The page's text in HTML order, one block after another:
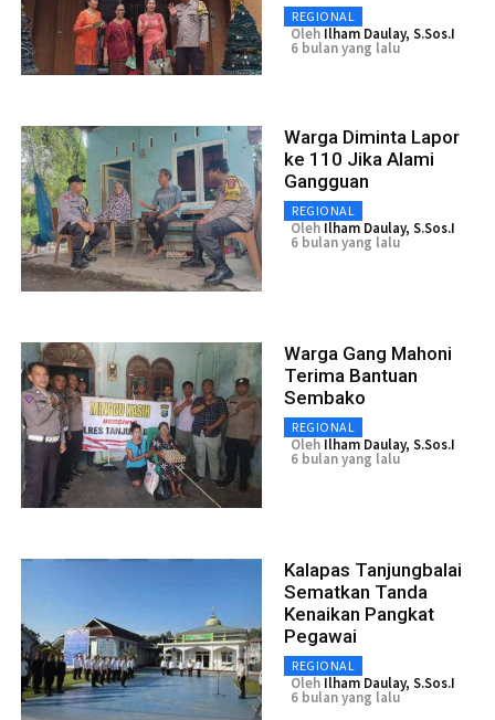
REGIONAL
Oleh Ilham Daulay, S.Sos.I
6 bulan yang lalu
Warga Diminta Lapor
ke 110 Jika Alami
Gangguan
REGIONAL
Oleh Ilham Daulay, S.Sos.I
6 bulan yang lalu
Warga Gang Mahoni
Terima Bantuan
Sembako
REGIONAL
Oleh Ilham Daulay, S.Sos.I
6 bulan yang lalu
Kalapas Tanjungbalai
Sematkan Tanda
Kenaikan Pangkat
Pegawai
REGIONAL
Oleh Ilham Daulay, S.Sos.I
6 bulan yang lalu